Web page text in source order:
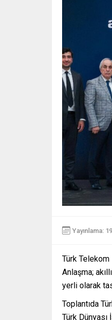
Yayınlama:
Türk
Anlaşma;
yerli olarak
Toplantıda
Türk Dünyası